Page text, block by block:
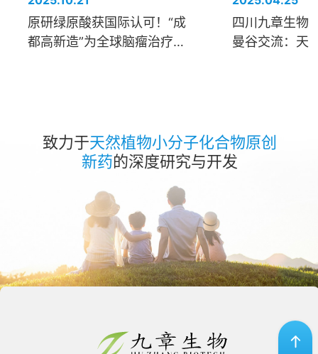
原研绿原酸获国际认可！“成
都高新造”为全球脑瘤治疗注
四川九章生物
曼谷交流：天
致力于天然植物小分子化合物原创
新药的深度研究与开发